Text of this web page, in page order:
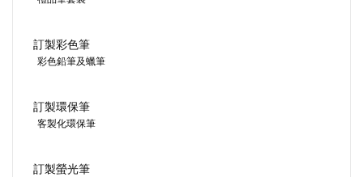
訂製彩色筆
彩色鉛筆及蠟筆
訂製環保筆
客製化環保筆
訂製螢光筆